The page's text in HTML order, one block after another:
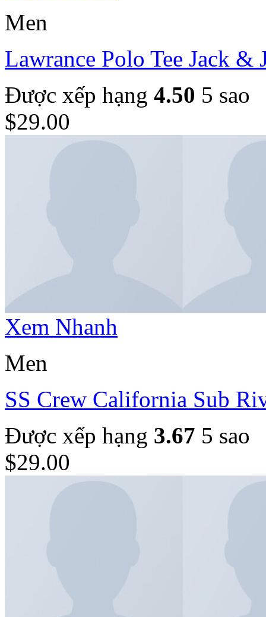
Men
Lawrance Polo Tee Jack &
Được xếp hạng 4.50 5 sao
$29.00
Xem Nhanh
Men
SS Crew California Sub
Được xếp hạng 3.67 5 sao
$29.00